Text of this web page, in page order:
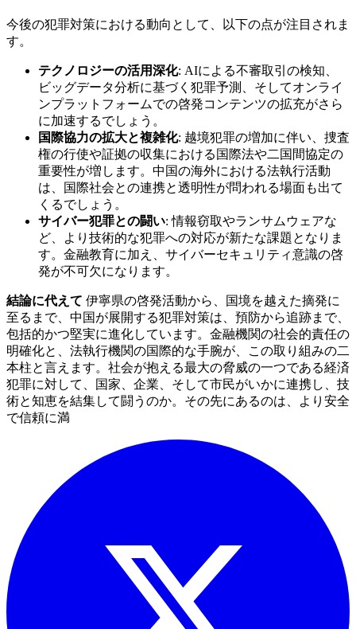
今後の犯罪対策における動向として、以下の点が注目されま
す。
テクノロジーの活用深化: AIによる不審取引の検知、
ビッグデータ分析に基づく犯罪予測、そしてオンライ
ンプラットフォームでの啓発コンテンツの拡充がさら
に加速するでしょう。
国際協力の拡大と複雑化: 越境犯罪の増加に伴い、捜査
権の行使や証拠の収集における国際法や二国間協定の
重要性が増します。中国の海外における法執行活動
は、国際社会との連携と透明性が問われる場面も出て
くるでしょう。
サイバー犯罪との闘い: 情報窃取やランサムウェアな
ど、より技術的な犯罪への対応が新たな課題となりま
す。金融教育に加え、サイバーセキュリティ意識の啓
発が不可欠になります。
結論に代えて 伊寧県の啓発活動から、国境を越えた摘発に
至るまで、中国が展開する犯罪対策は、預防から追跡まで、
包括的かつ堅実に進化しています。金融機関の社会的責任の
明確化と、法執行機関の国際的な手腕が、この取り組みの二
本柱と言えます。社会が抱える最大の脅威の一つである経済
犯罪に対して、国家、企業、そして市民がいかに連携し、技
術と知恵を結集して闘うのか。その先にあるのは、より安全
で信頼に満